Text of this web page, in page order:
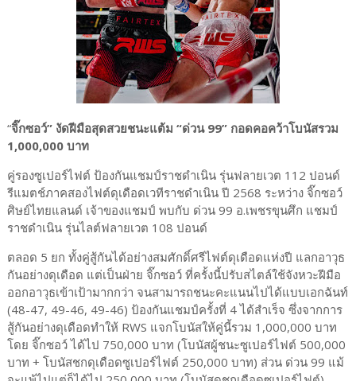
“จิ๊กซอว์” งัดฝีมือสุดสวยชนะแต้ม “ด่วน 99” กอดคอคว้าโบนัสรวม
1,000,000 บาท
คู่รองซูเปอร์ไฟต์ ป้องกันแชมป์ราชดำเนิน รุ่นฟลายเวต 112 ปอนด์
รีแมตช์ภาคสองไฟต์ดุเดือดเวทีราชดำเนิน ปี 2568 ระหว่าง จิ๊กซอว์
ศิษย์ไทยแลนด์ เจ้าของแชมป์ พบกับ ด่วน 99 อ.เพชรขุนศึก แชมป์
ราชดำเนิน รุ่นไลต์ฟลายเวต 108 ปอนด์
ตลอด 5 ยก ทั้งคู่สู้กันได้อย่างสมศักดิ์ศรีไฟต์ดุเดือดแห่งปี แลกอาวุธ
กันอย่างดุเดือด แต่เป็นฝ่าย จิ๊กซอว์ ที่ครั้งนี้ปรับสไตล์ใช้จังหวะฝีมือ
ออกอาวุธเข้าเป้ามากกว่า จนสามารถชนะคะแนนไปได้แบบเอกฉันท์
(48-47, 49-46, 49-46) ป้องกันแชมป์ครั้งที่ 4 ได้สำเร็จ ซึ่งจากการ
สู้กันอย่างดุเดือดทำให้ RWS แจกโบนัสให้คู่นี้รวม 1,000,000 บาท
โดย จิ๊กซอว์ ได้ไป 750,000 บาท (โบนัสผู้ชนะซูเปอร์ไฟต์ 500,000
บาท + โบนัสชกดุเดือดซูเปอร์ไฟต์ 250,000 บาท) ส่วน ด่วน 99 แม้